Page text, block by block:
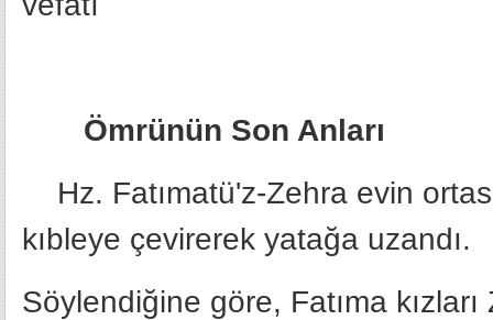
Ömrünün Son Anları
Hz. Fatımatü'z-Zehra evin
kıbleye çevirerek yatağa uzandı.
Söylendiğine göre, Fatıma